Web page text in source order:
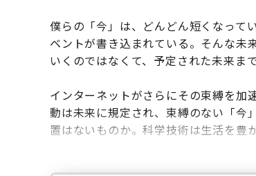
僕らの「今」は、どんどん短くなって
ベントが書き込まれている。そんな未
いくのではなくて、予定された未来ま
インターネットがさらにその束縛を加
動は未来に規定され、束縛のない「今
置はないものか。科学技術は生活を豊